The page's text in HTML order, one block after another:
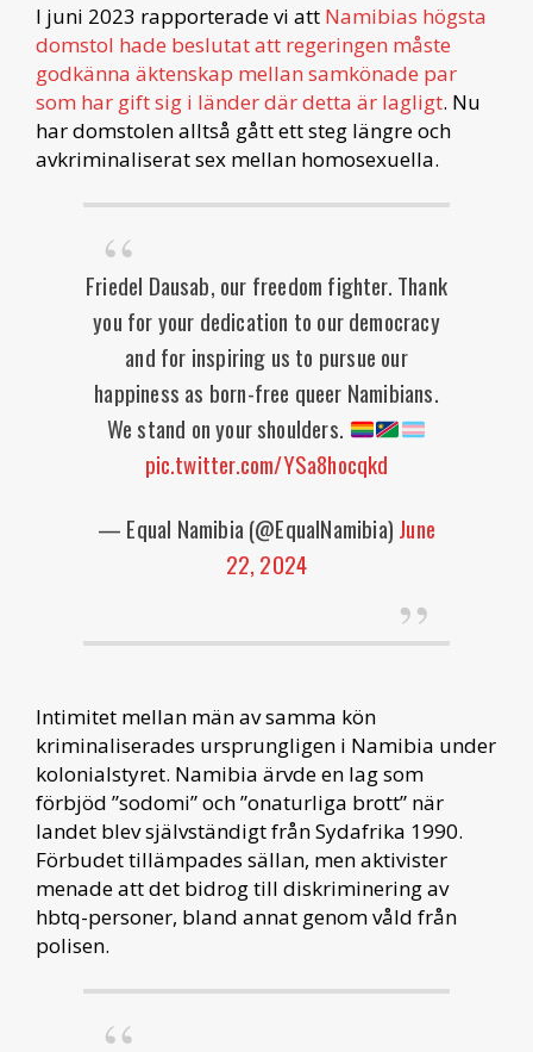
I juni 2023 rapporterade vi att Namibias högsta
domstol hade beslutat att regeringen måste
godkänna äktenskap mellan samkönade par
som har gift sig i länder där detta är lagligt. Nu
har domstolen alltså gått ett steg längre och
avkriminaliserat sex mellan homosexuella.
Friedel Dausab, our freedom fighter. Thank
you for your dedication to our democracy
and for inspiring us to pursue our
happiness as born-free queer Namibians.
We stand on your shoulders.
pic.twitter.com/YSa8hocqkd
— Equal Namibia (@EqualNamibia) June
22, 2024
Intimitet mellan män av samma kön
kriminaliserades ursprungligen i Namibia under
kolonialstyret. Namibia ärvde en lag som
förbjöd ”sodomi” och ”onaturliga brott” när
landet blev självständigt från Sydafrika 1990.
Förbudet tillämpades sällan, men aktivister
menade att det bidrog till diskriminering av
hbtq-personer, bland annat genom våld från
polisen.